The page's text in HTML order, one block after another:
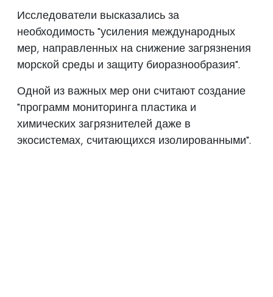
Исследователи высказались за
необходимость "усиления международных
мер, направленных на снижение загрязнения
морской среды и защиту биоразнообразия".
Одной из важных мер они считают создание
"программ мониторинга пластика и
химических загрязнителей даже в
экосистемах, считающихся изолированными".